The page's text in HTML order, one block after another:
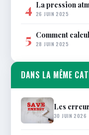
4 La pression
26 JUIN 2025
5 Comment
28 JUIN 2025
DANS LA MÊME
Les
30 JUIN 2026